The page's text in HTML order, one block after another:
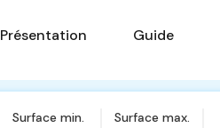
Nos maisons Présentation
Présentation Guide